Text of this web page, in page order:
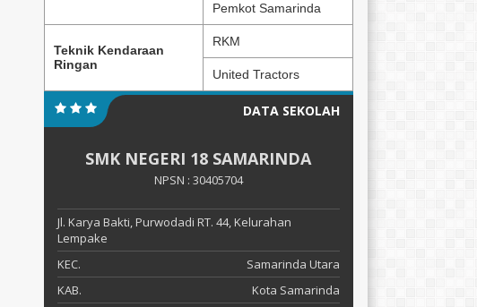
Pemkot Samarinda
Teknik Kendaraan
Ringan
RKM
United Tractors
DATA SEKOLAH
SMK NEGERI 18 SAMARINDA
NPSN : 30405704
Jl. Karya Bakti, Purwodadi RT. 44, Kelurahan
Lempake
KEC.
Samarinda Utara
KAB.
Kota Samarinda